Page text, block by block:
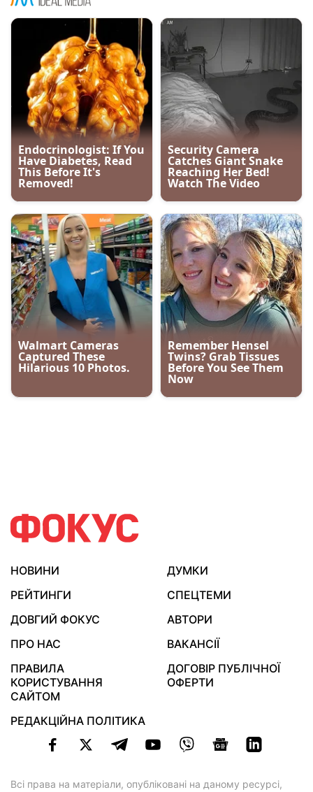
НОВИНИ
ДУМКИ
РЕЙТИНГИ
СПЕЦТЕМИ
ДОВГИЙ ФОКУС
АВТОРИ
ПРО НАС
ВАКАНСІЇ
ПРАВИЛА
КОРИСТУВАННЯ
САЙТОМ
ДОГОВІР ПУБЛІЧНОЇ
ОФЕРТИ
РЕДАКЦІЙНА ПОЛІТИКА
Всі права на матеріали, опубліковані на даному ресурсі,